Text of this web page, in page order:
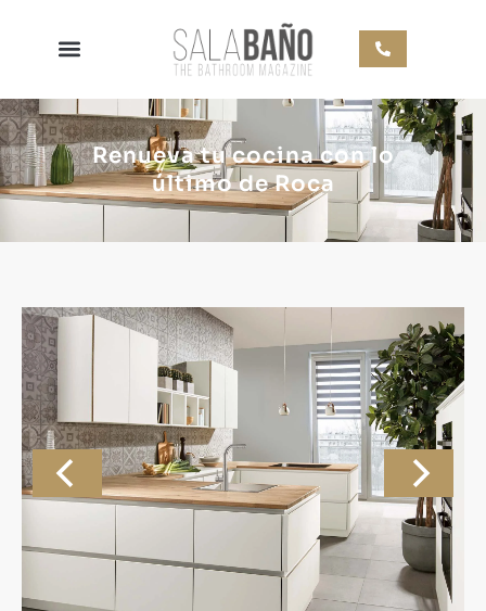
Renueva tu cocina con lo
último de Roca